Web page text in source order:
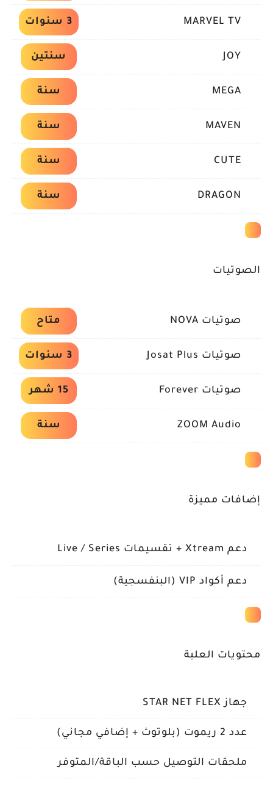
MARVEL TV 3 سنوات
JOY سنتين
MEGA سنة
MAVEN سنة
CUTE سنة
DRAGON سنة
الصوتيات
صوتيات NOVA متاح
صوتيات Josat Plus 3 سنوات
صوتيات Forever 15 شهر
ZOOM Audio سنة
إضافات مميزة
دعم Xtream + تقسيمات Live / Series
دعم أكواد VIP (البنفسجية)
محتويات العلبة
جهاز STAR NET FLEX
عدد 2 ريموت (بلوتوث + إضافي مجاني)
ملحقات التوصيل حسب الباقة/المتوفر